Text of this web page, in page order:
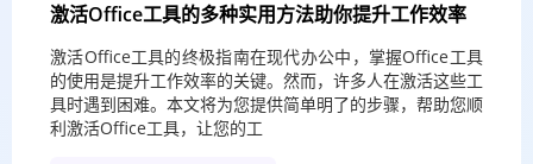
激活Office工具的多种实用方法助你提升工作效率
激活Office工具的终极指南在现代办公中，掌握Office工具
的使用是提升工作效率的关键。然而，许多人在激活这些工
具时遇到困难。本文将为您提供简单明了的步骤，帮助您顺
利激活Office工具，让您的工